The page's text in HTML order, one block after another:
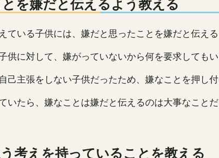
を嫌だと伝えるよう教える
ている子供には、嫌だと思ったことを嫌だと伝え
供に対して、嫌がっていないから何を要求しても
己主張をしない子供だったため、嫌なことを押し
いたら、嫌なことは嫌だと伝えるのは大事なことだ
考えを持っていることを教える